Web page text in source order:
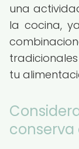
una
la cocina,
tu